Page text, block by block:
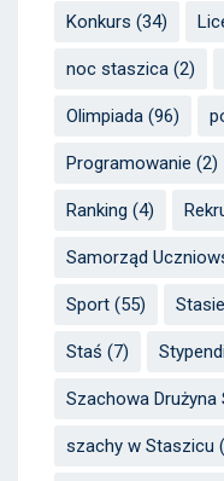
Konkurs (34)
noc staszica (2)
Olimpiada (96)
Programowanie (2)
Ranking (4)
Samorząd
Sport (55)
Staś (7)
Szachowa Drużyna
szachy w Staszicu